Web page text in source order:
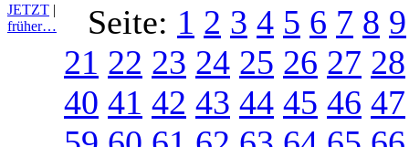
JETZT |
früher…
Seite: 1 2 3 4 5 6 7 8 9
21 22 23 24 25 26 27 28
40 41 42 43 44 45 46 47